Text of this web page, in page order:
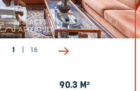
1 16
90.3 M²